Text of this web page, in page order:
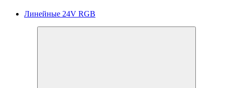
Линейные 24V RGB